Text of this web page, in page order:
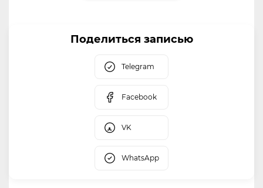
Поделиться записью
Telegram
Facebook
VK
WhatsApp